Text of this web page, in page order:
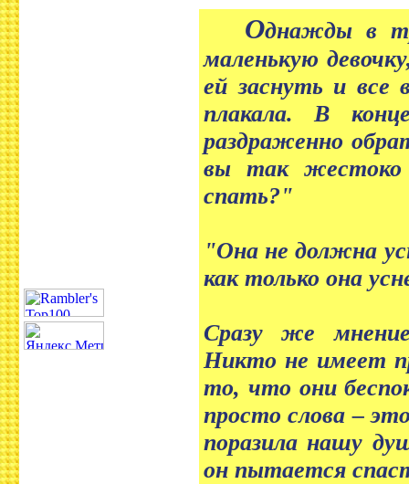
Однажды в
маленькую
ей заснуть и все
плакала. В
раздраженно
вы так жестоко
спать?"
"Она не должна
как только она
Сразу же
Никто не имеет
то, что они
просто слова –
поразила нашу
он пытается